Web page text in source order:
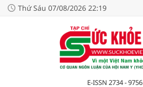
Thứ Sáu 07/08/2026 22:19
E-ISSN 2734 - 9756